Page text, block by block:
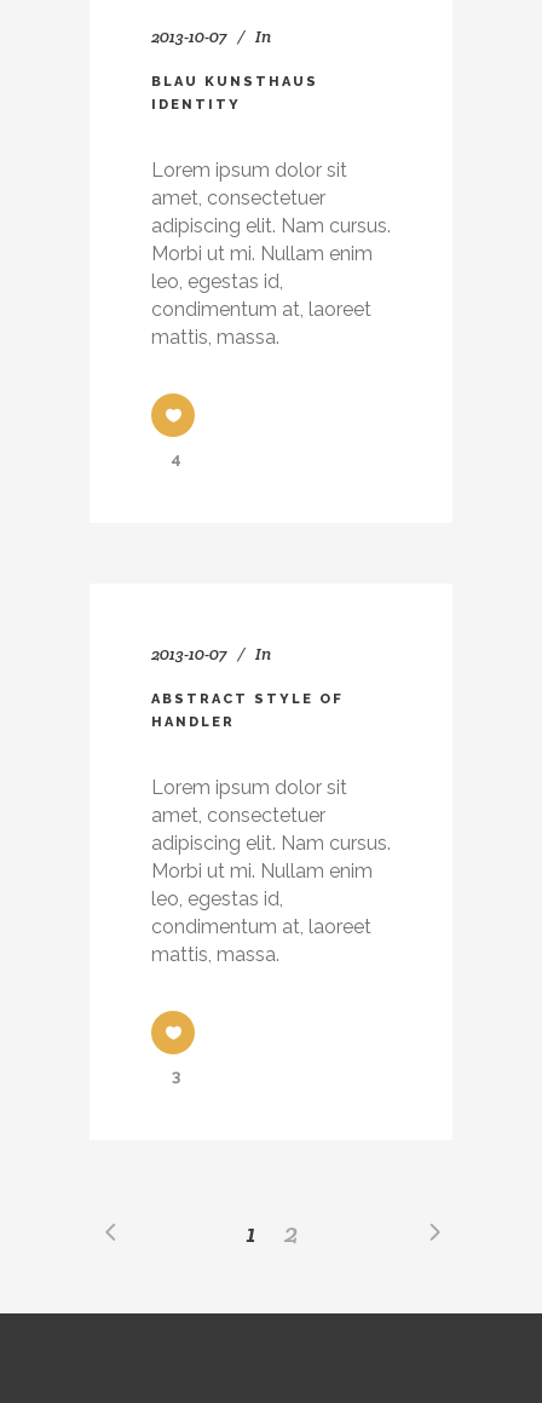
2013-10-07 In
BLAU KUNSTHAUS
IDENTITY
Lorem ipsum dolor sit
amet, consectetuer
adipiscing elit. Nam cursus.
Morbi ut mi. Nullam enim
leo, egestas id,
condimentum at, laoreet
mattis, massa.
4
2013-10-07 In
ABSTRACT STYLE OF
HANDLER
Lorem ipsum dolor sit
amet, consectetuer
adipiscing elit. Nam cursus.
Morbi ut mi. Nullam enim
leo, egestas id,
condimentum at, laoreet
mattis, massa.
3
1 2